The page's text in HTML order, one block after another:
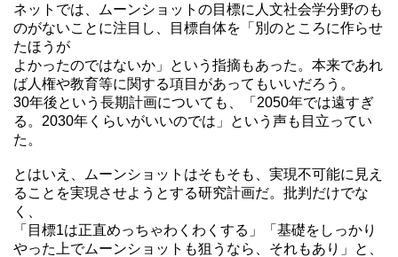
ネットでは、ムーンショットの目標に人文社会学分野のも
のがないことに注目し、目標自体を「別のところに作らせ
たほうが
よかったのではないか」という指摘もあった。本来であれ
ば人権や教育等に関する項目があってもいいだろう。
30年後という長期計画についても、「2050年では遠すぎ
る。2030年くらいがいいのでは」という声も目立ってい
た。
とはいえ、ムーンショットはそもそも、実現不可能に見え
ることを実現させようとする研究計画だ。批判だけでな
く、
「目標1は正直めっちゃわくわくする」「基礎をしっかり
やった上でムーンショットも狙うなら、それもあり」と、